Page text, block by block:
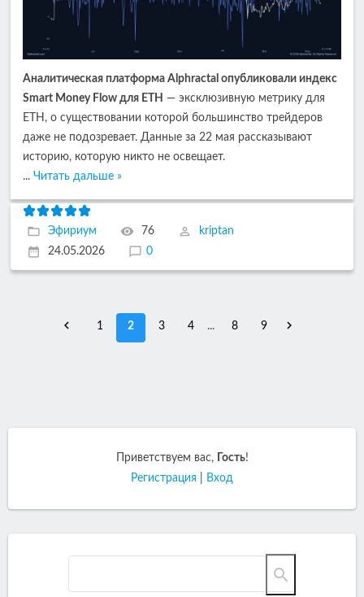
Аналитическая платформа Alphractal опубликовали индекс
Smart Money Flow для ETH — эксклюзивную метрику для
ETH, о существовании которой большинство трейдеров
даже не подозревает. Данные за 22 мая рассказывают
историю, которую никто не освещает.
... Читать дальше »
Эфириум 76
kriptan
24.05.2026
0
1 2 3 4 ... 8 9
Приветствуем вас, Гость!
Регистрация
Вход